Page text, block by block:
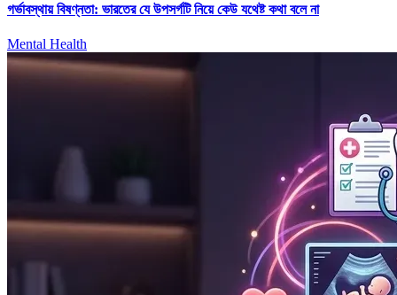
গর্ভাবস্থায় বিষণ্নতা: ভারতের যে উপসর্গটি নিয়ে কেউ যথেষ্ট কথা বলে না
Mental Health